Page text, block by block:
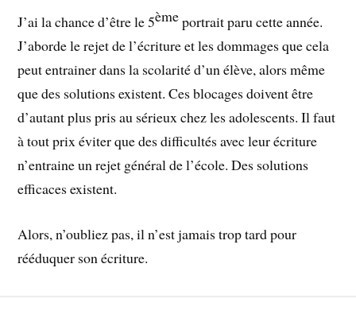
J’ai la chance d’être le 5èmeportrait paru cette année.
J’aborde le rejet de l’écriture et les dommages que cela
peut entrainer dans la scolarité d’un élève, alors même
que des solutions existent. Ces blocages doivent être
d’autant plus pris au sérieux chez les adolescents. Il faut
à tout prix éviter que des difficultés avec leur écriture
n’entraine un rejet général de l’école. Des solutions
efficaces existent.
Alors, n’oubliez pas, il n’est jamais trop tard pour
rééduquer son écriture.